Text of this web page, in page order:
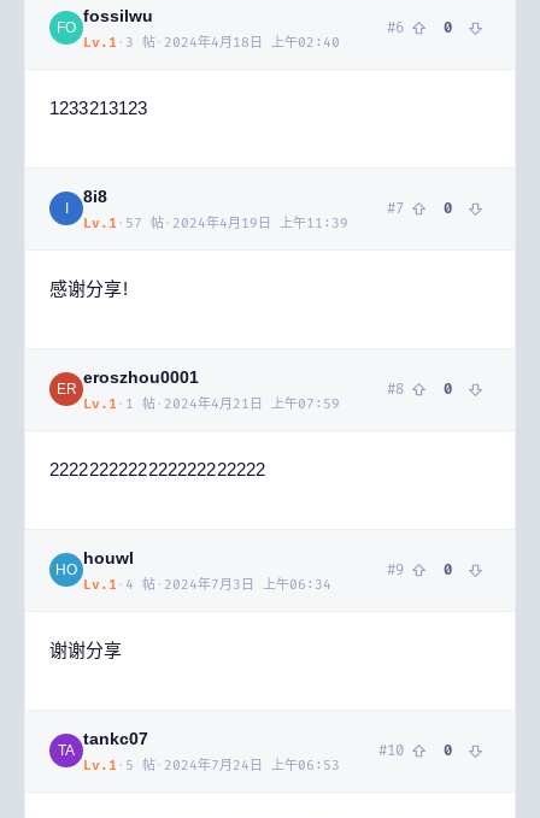
FO
fossilwu
Lv. 1 · 3 帖 · 2024年4月18日 上午02:40
#6 0
1233213123
8i8
Lv. 1 · 57 帖 · 2024年4月19日 上午11:39
#7 0
感谢分享!
ER
eroszhou0001
Lv. 1 · 1 帖 · 2024年4月21日 上午07:59
#8 0
2222222222222222222222
HO
houwl
Lv. 1 · 4 帖 · 2024年7月3日 上午06:34
#9 0
谢谢分享
TA
tankc07
Lv. 1 · 5 帖 · 2024年7月24日 上午06:53
#10 0